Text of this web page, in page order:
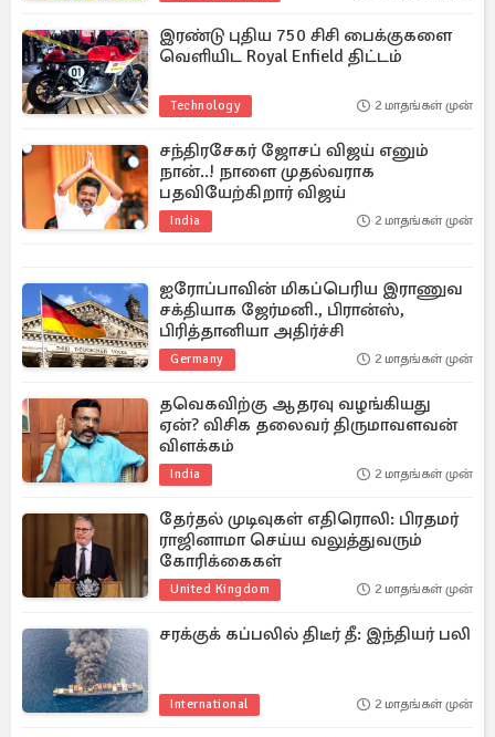
இரண்டு புதிய 750 சிசி பைக்குகளை
வெளியிட Royal Enfield திட்டம்
Technology 2 மாதங்கள் முன்
சந்திரசேகர் ஜோசப் விஜய் எனும்
நான்..! நாளை முதல்வராக
பதவியேற்கிறார் விஜய்
India 2 மாதங்கள் முன்
ஐரோப்பாவின் மிகப்பெரிய இராணுவ
சக்தியாக ஜேர்மனி., பிரான்ஸ்,
பிரித்தானியா அதிர்ச்சி
Germany 2 மாதங்கள் முன்
தவெகவிற்கு ஆதரவு வழங்கியது
ஏன்? விசிக தலைவர் திருமாவளவன்
விளக்கம்
India 2 மாதங்கள் முன்
தேர்தல் முடிவுகள் எதிரொலி: பிரதமர்
ராஜினாமா செய்ய வலுத்துவரும்
கோரிக்கைகள்
United Kingdom 2 மாதங்கள் முன்
சரக்குக் கப்பலில் திடீர் தீ: இந்தியர் பலி
International 2 மாதங்கள் முன்